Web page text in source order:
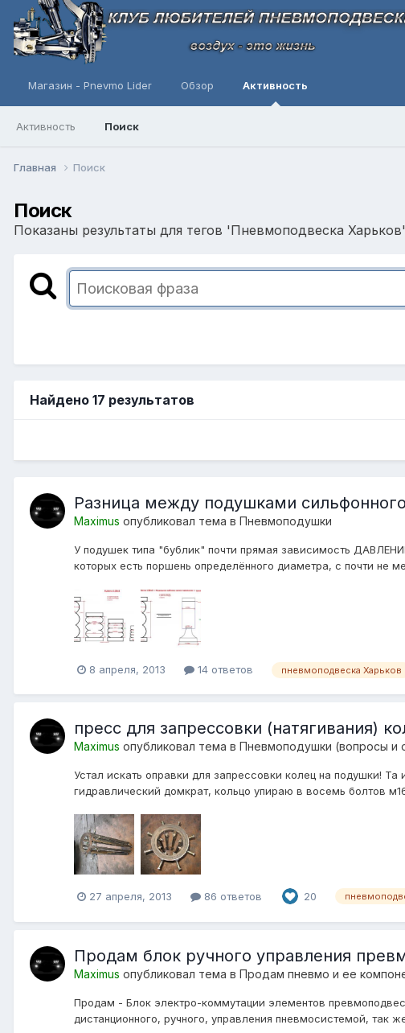
Магазин - Pnevmo Lider Обзор Активность
Активность Поиск
Главная Поиск
Поиск
Показаны результаты для тегов 'Пневмоподвеска
Найдено 17 результатов
Разница между подушками
Maximus опубликовал тема в Пневмоподушки
У подушек типа "бублик" почти прямая зависимость
которых есть поршень определённого диаметра, с почти
8 апреля, 2013 14 ответов пневмоподвеска Харьков
пресс для запрессовки (натягивания)
Maximus опубликовал тема в Пневмоподушки (вопросы и
Устал искать оправки для запрессовки колец на подушки!
гидравлический домкрат, кольцо упираю в восемь болтов
27 апреля, 2013 86 ответов 20
Продам блок ручного управления
Maximus опубликовал тема в Продам пневмо и ее
Продам - Блок электро-коммутации элементов
дистанционного, ручного, управления пневмосистемой, так